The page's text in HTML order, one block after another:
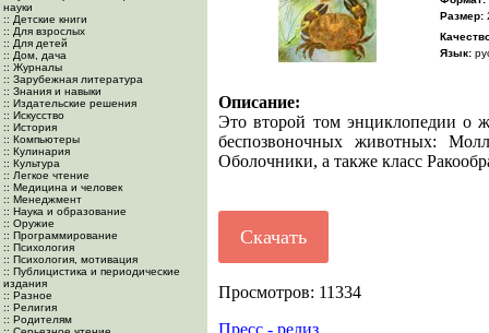
науки
:: Детские книги
:: Для взрослых
:: Для детей
:: Дом, дача
:: Журналы
:: Зарубежная литература
:: Знания и навыки
:: Издательские решения
:: Искусство
:: История
:: Компьютеры
:: Кулинария
:: Культура
:: Легкое чтение
:: Медицина и человек
:: Менеджмент
:: Наука и образование
:: Оружие
:: Программирование
:: Психология
:: Психология, мотивация
:: Публицистика и периодические
издания
:: Разное
:: Религия
:: Родителям
Размер:
Язык:
Описание:
Это второй том энциклопедии о
беспозвоночных животных:
Оболочники, а также класс
Скачать
Просмотров: 11334
Пресс - релиз